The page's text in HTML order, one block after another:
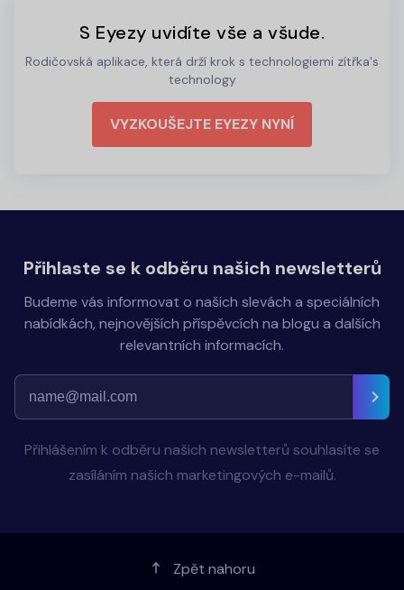
S Eyezy uvidíte vše a všude.
Rodičovská aplikace, která drží krok s technologiemi zítřka's
technology
VYZKOUŠEJTE EYEZY NYNÍ
Přihlaste se k odběru našich newsletterů
Budeme vás informovat o našich slevách a speciálních
nabídkách, nejnovějších příspěvcích na blogu a dalších
relevantních informacích.
Přihlášením k odběru našich newsletterů souhlasíte se
zasíláním našich marketingových e-mailů.
Zpět nahoru